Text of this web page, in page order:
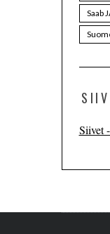
Saab
Siivet